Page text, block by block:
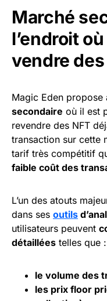
Marché
l’endroit
vendre des
Magic Eden propose
secondaire où il est
revendre des NFT
transaction sur cette
tarif très compétitif
faible coût des
L’un des atouts
dans ses outils
utilisateurs peuvent
détaillées telles que :
le volume des
les prix floor